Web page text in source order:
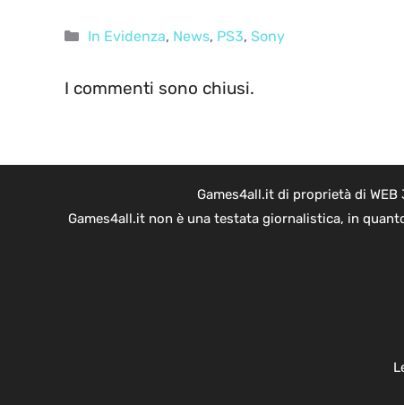
Categorie
In Evidenza, News, PS3, Sony
I commenti sono chiusi.
Games4all.it di proprietà di WEB
Games4all.it non è una testata giornalistica, in